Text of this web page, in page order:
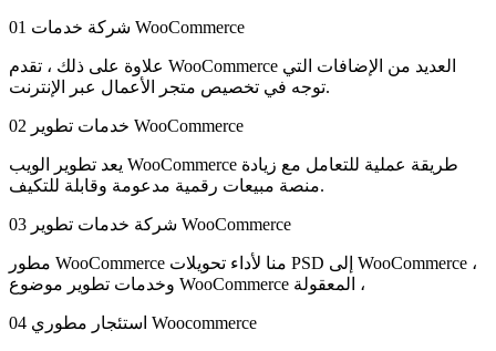
01 شركة خدمات WooCommerce
علاوة على ذلك ، تقدم WooCommerce العديد من الإضافات التي
توجه في تخصيص متجر الأعمال عبر الإنترنت.
02 خدمات تطوير WooCommerce
يعد تطوير الويب WooCommerce طريقة عملية للتعامل مع زيادة
منصة مبيعات رقمية مدعومة وقابلة للتكيف.
03 شركة خدمات تطوير WooCommerce
مطور WooCommerce منا لأداء تحويلات PSD إلى WooCommerce ،
وخدمات تطوير موضوع WooCommerce المعقولة ،
04 استئجار مطوري Woocommerce